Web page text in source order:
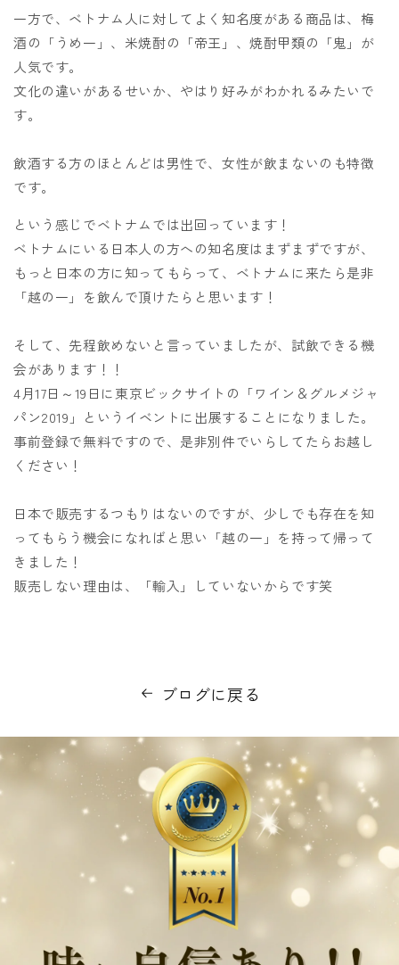
一方で、ベトナム人に対してよく知名度がある商品は、梅
酒の「うめ一」、米焼酎の「帝王」、焼酎甲類の「鬼」が
人気です。
文化の違いがあるせいか、やはり好みがわかれるみたいで
す。
飲酒する方のほとんどは男性で、女性が飲まないのも特徴
です。
という感じでベトナムでは出回っています！
ベトナムにいる日本人の方への知名度はまずまずですが、
もっと日本の方に知ってもらって、ベトナムに来たら是非
「越の一」を飲んで頂けたらと思います！
そして、先程飲めないと言っていましたが、試飲できる機
会があります！！
4月17日～19日に東京ビックサイトの「ワイン＆グルメジャ
パン2019」というイベントに出展することになりました。
事前登録で無料ですので、是非別件でいらしてたらお越し
ください！
日本で販売するつもりはないのですが、少しでも存在を知
ってもらう機会になればと思い「越の一」を持って帰って
きました！
販売しない理由は、「輸入」していないからです笑
ブログに戻る